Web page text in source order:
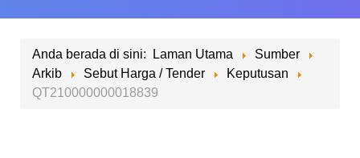
Anda berada di sini: Laman Utama
Sumber
Arkib
Sebut Harga / Tender
Keputusan
QT210000000018839